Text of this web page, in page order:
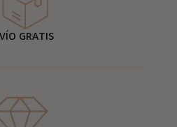
GRATIS